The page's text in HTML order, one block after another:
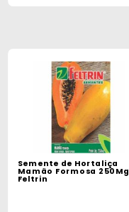
Semente de Hortaliça
Mamão Formosa 250Mg
Feltrin